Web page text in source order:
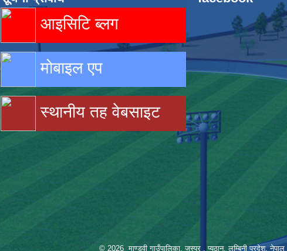
आइसिटि ब्लग
मोबाइल एप
स्थानीय तह वेबसाइट
© 2026 माण्डवी गाउँपालिका, जस्पुर , प्यूठान, लुम्बिनी प्रदेश, नेपाल